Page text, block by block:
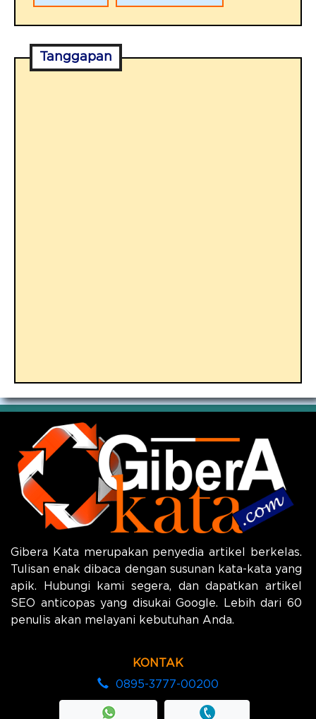
Tanggapan
Gibera Kata merupakan penyedia artikel berkelas.
Tulisan enak dibaca dengan susunan kata-kata yang
apik. Hubungi kami segera, dan dapatkan artikel
SEO anticopas yang disukai Google. Lebih dari 60
penulis akan melayani kebutuhan Anda.
KONTAK
0895-3777-00200